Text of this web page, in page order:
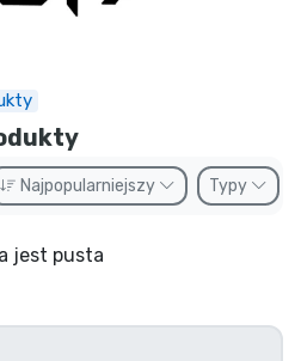
Najpopularniejszy Typy
jest pusta